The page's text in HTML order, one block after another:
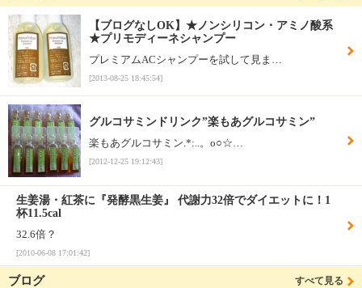
【ブログなしOK】★ノンシリコン・アミノ酸系
★プリモディーネシャンプー
プレミアムACシャンプーを試して見ま…
[2013-08-25 18:45:54]
グルコサミンドリンク”楽もあグルコサミン”
楽もあグルコサミン.*:..。o○☆…
[2012-12-25 19:12:43]
生姜湯・紅茶に『発酵黒生姜』 代謝力32倍でダイエットに！1
杯11.5cal
32.6倍？
[2010-06-08 17:01:42]
ブログ すべて見る